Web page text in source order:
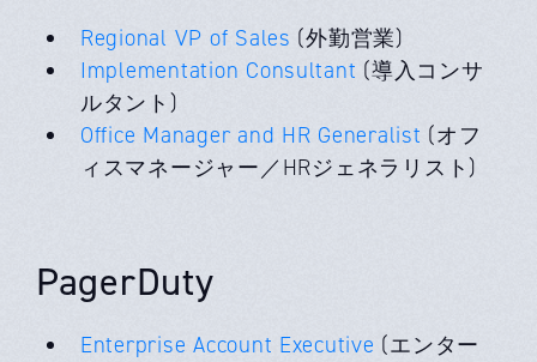
Regional VP of Sales (外勤営業)
Implementation Consultant (導入コンサ
ルタント)
Office Manager and HR Generalist (オフ
ィスマネージャー／HRジェネラリスト)
PagerDuty
Enterprise Account Executive (エンター